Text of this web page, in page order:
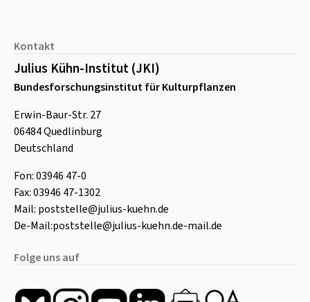
Kontakt
Julius Kühn-Institut (JKI)
Bundesforschungsinstitut für Kulturpflanzen
Erwin-Baur-Str. 27
06484Quedlinburg
Deutschland
Fon:03946 47-0
Fax:03946 47-1302
Mail: poststelle@julius-kuehn.de
De-Mail:poststelle@julius-kuehn.de-mail.de
Folge uns auf